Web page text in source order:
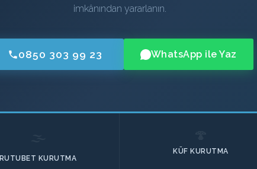
imkânından yararlanın.
0850 303 99 23 WhatsApp ile Yaz
RUTUBET KURUTMA
KÜF KURUTMA